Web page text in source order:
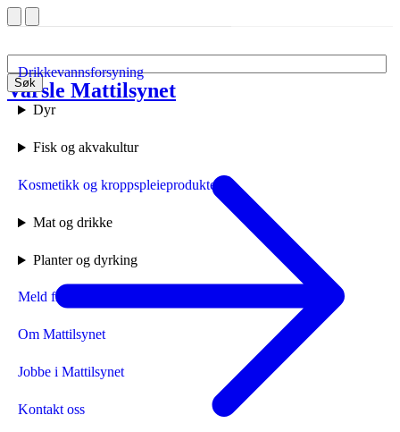
Søk
Drikkevannsforsyning
Dyr
Fisk og akvakultur
Kosmetikk og kroppspleieprodukter
Mat og drikke
Planter og dyrking
Meld fra til Mattilsynet
Om Mattilsynet
Jobbe i Mattilsynet
Kontakt oss
Forside
Varsle Mattilsynet